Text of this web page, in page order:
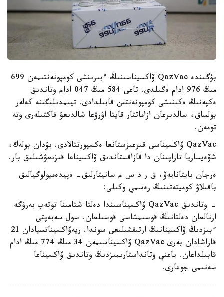
بۇگىندە QazVac ۆاكسيناسىنىڭ ءبىرىنشى كومپونەنتىمەن 699
مىڭ 976 ادام ەگىلدى. تاعى 584 مىڭ 047 ادام وتاندىق
ەكپەنىڭ ەكىنىشى كومپونەنتىن قابىلدادى. تيىمدىلىگىنە كەلەر
بولساق، سالدىرعان ازاماتتار قايتا اۋرۋعا شالدىعۋ فاكتىلەرى وتە
تومەن.
QazVac ۆاكسيناسى قىرعىزستانعا ەكسپورتتالادى. بۇدان بولەك،
شۆەيساريا تاراپىنان دا قازاقستاندىق ۆاكسيناعا قىزىعۋشىلىق بار.
ەرجان بايتانايەۆ، ق ر د س م سانيتارلىق- ەپيدەميولوگيالىق
باقىلاۋ كوميتەتىنىڭ رەسمي وكىلى:
- وتاندىق QazVac ۆاكسيناسىندا دەلتا شتامىنا توتەپ بەرۋگە
ارنالعان دەلتانىڭ قوسىمشاسى قوسىلعان. سول سەبەپتى
ءبىزدىڭ ۆاكسينانىڭ ارتىقشىلىعى سوندا. ريەۆاكسيناتسيادان 21
قاراشادان بەرى QazVac ۆاكسيناسىمەن 34 مىڭ 774 مىڭ ادام
قابىلداعان. ياعني وتانداستارىمىزدىڭ وتاندىق ۆاكسيناعا
سەنىمى جوعارى.